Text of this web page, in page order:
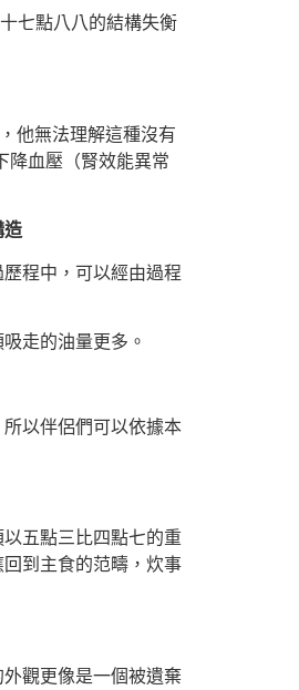
七點八八的結構失衡
他無法理解這種沒有
降血壓（腎效能異常
造
程中，可以經由過程
走的油量更多。
以伴侶們可以依據本
五點三比四點七的重
到主食的范疇，炊事
觀更像是一個被遺棄